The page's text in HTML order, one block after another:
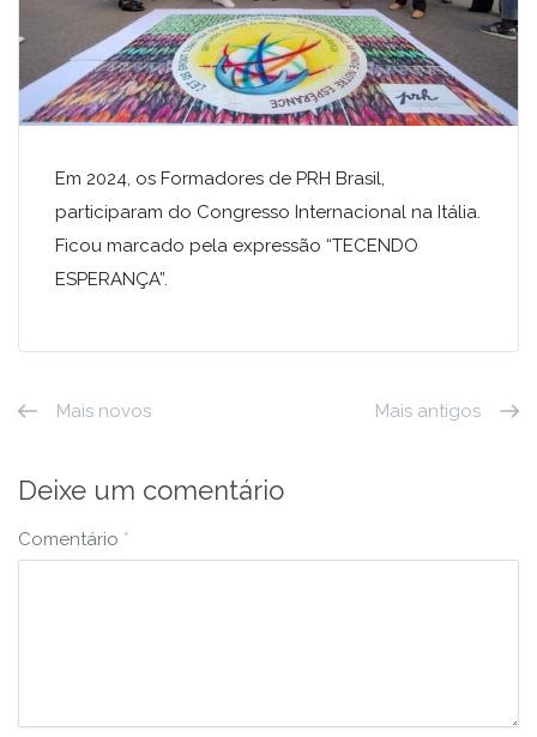
Em 2024, os Formadores de PRH Brasil,
participaram do Congresso Internacional na Itália.
Ficou marcado pela expressão “TECENDO
ESPERANÇA”.
Mais novos Mais antigos
Deixe um comentário
Comentário *